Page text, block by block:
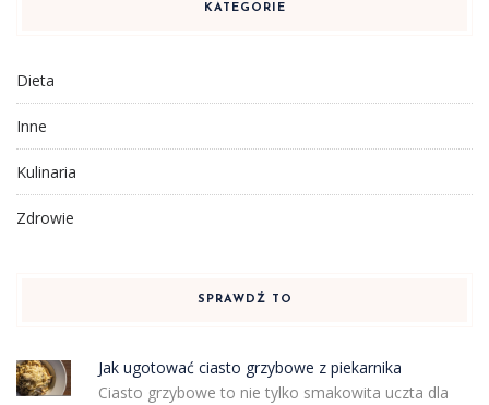
KATEGORIE
Dieta
Inne
Kulinaria
Zdrowie
SPRAWDŹ TO
Jak ugotować ciasto grzybowe z piekarnika
Ciasto grzybowe to nie tylko smakowita uczta dla